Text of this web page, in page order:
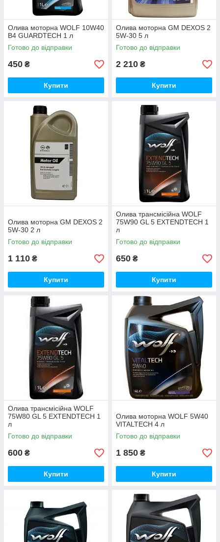
Олива моторна WOLF 10W40
B4 GUARDTECH 1 л
Готово до відправки
450 ₴
Купити
Олива моторна GM DEXOS 2
5W-30 5 л
Готово до відправки
2 210 ₴
Купити
Олива моторна GM DEXOS 2
5W-30 2 л
Готово до відправки
1 110 ₴
Купити
Олива трансмісійна WOLF
75W90 GL 5 EXTENDTECH 1
л
Готово до відправки
650 ₴
Купити
Олива трансмісійна WOLF
75W80 GL 5 EXTENDTECH 1
л
Готово до відправки
600 ₴
Купити
Олива моторна WOLF 5W40
VITALTECH 4 л
Готово до відправки
1 850 ₴
Купити